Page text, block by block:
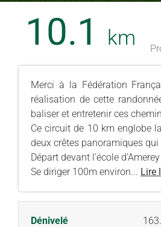
10.1 km
Merci à la Fédération
réalisation de cette
baliser et entretenir ces
Ce circuit de 10 km englobe
deux crêtes panoramiques
Départ devant l’école d’Amerey
Se diriger 100m environ... Lire
Dénivelé